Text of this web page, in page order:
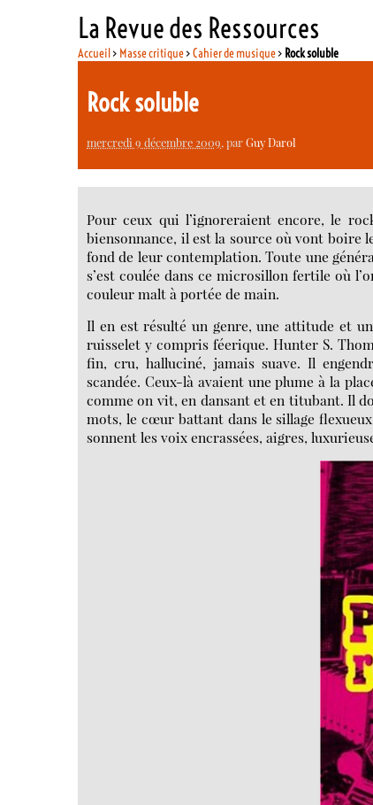
La Revue des Ressources
Accueil> Masse critique>Cahier de musique> Rock soluble
Rock soluble
mercredi 9 décembre 2009, parGuy Darol
Pour ceux qui l’ignoreraient encore, le
biensonnance, il est la source où vont boire
fond de leur contemplation. Toute une
s’est coulée dans ce microsillon fertile où
couleur malt à portée de main.
Il en est résulté un genre, une attitude et
ruisselet y compris féerique. Hunter S.
fin, cru, halluciné, jamais suave. Il
scandée. Ceux-là avaient une plume à la
comme on vit, en dansant et en titubant. Il
mots, le cœur battant dans le sillage flexueux
sonnent les voix encrassées, aigres,